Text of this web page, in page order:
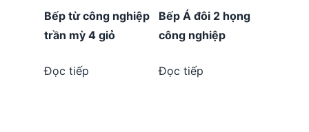
Bếp từ công nghiệp
trần mỳ 4 giỏ
Đọc tiếp
Bếp Á đôi 2 họng
công nghiệp
Đọc tiếp